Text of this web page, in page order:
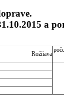
a
Rožňava